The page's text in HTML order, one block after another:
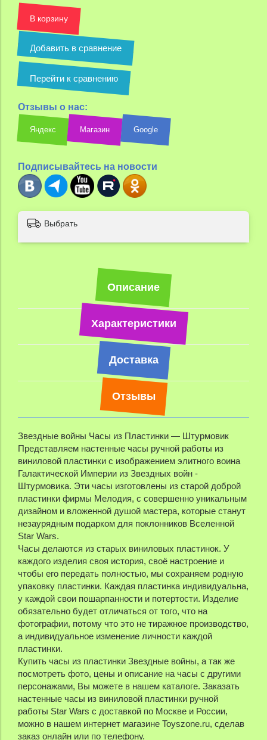
В корзину
Добавить в сравнение
Перейти к сравнению
Отзывы о нас:
Яндекс Магазин Google
Подписывайтесь на новости
Выбрать
Описание
Характеристики
Доставка
Отзывы
Звездные войны Часы из Пластинки — Штурмовик
Представляем настенные часы ручной работы из
виниловой пластинки с изображением элитного воина
Галактической Империи из Звездных войн -
Штурмовика. Эти часы изготовлены из старой доброй
пластинки фирмы Мелодия, с совершенно уникальным
дизайном и вложенной душой мастера, которые станут
незаурядным подарком для поклонников Вселенной
Star Wars.
Часы делаются из старых виниловых пластинок. У
каждого изделия своя история, своё настроение и
чтобы его передать полностью, мы сохраняем родную
упаковку пластинки. Каждая пластинка индивидуальна,
у каждой свои пошарпанности и потертости. Изделие
обязательно будет отличаться от того, что на
фотографии, потому что это не тиражное производство,
а индивидуальное изменение личности каждой
пластинки.
Купить часы из пластинки Звездные войны, а так же
посмотреть фото, цены и описание на часы с другими
персонажами, Вы можете в нашем каталоге. Заказать
настенные часы из виниловой пластинки ручной
работы Star Wars с доставкой по Москве и России,
можно в нашем интернет магазине Toyszone.ru, сделав
заказ онлайн или по телефону.